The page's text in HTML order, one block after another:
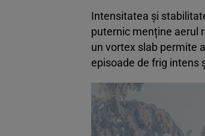
Intensitatea și
puternic menține aerul
un vortex slab permite
episoade de frig intens